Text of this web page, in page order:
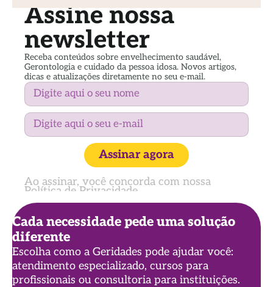
Assine nossa
newsletter
Receba conteúdos sobre envelhecimento saudável,
Gerontologia e cuidado da pessoa idosa. Novos artigos,
dicas e atualizações diretamente no seu e-mail.
Assinar agora
Ao assinar, você concorda com nossa
Política de Privacidade
Cada necessidade pede uma solução
diferente
Escolha como a Geridades pode ajudar você:
atendimento especializado, cursos para
profissionais ou consultoria para instituições.